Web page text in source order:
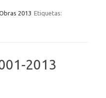
2013 Etiquetas:
2013